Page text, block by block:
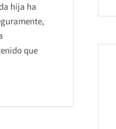
hija ha
que